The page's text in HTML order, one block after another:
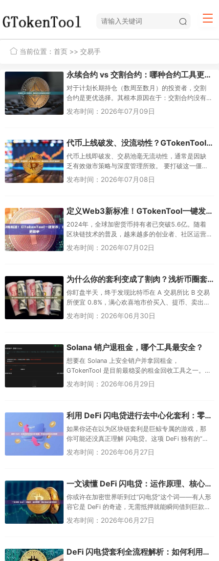
当前位置： 首页 >> 交易手
永续合约 vs 交割合约：哪种合约工具更适合长线持仓？
对于计划长期持仓（数周至数月）的投资者，交割
合约是更优选择。其根本原因在于：交割合约没有
每日资金费率，持仓成本在买入时就已大致确定；
发布时间：2026年07月09日
代币上线破发、没流动性？GTokenTool 市值机器人帮您打破僵局
代币上线即破发、交易池毫无流动性，通常是因缺
乏有效做市策略与深度管理所致。 要打破这一僵
局，项目方需要一套自动化的市值管理工具。
发布时间：2026年07月08日
定义Web3新标准！GTokenTool一键发币，让资产发行更简单
2024年，全球加密货币持有者已突破5.6亿。随着
区块链技术的普及，越来越多的创业者、社区运营
者甚至个人创作者都开始思考同一个问题：“我能不
发布时间：2026年07月02日
为什么你的套利变成了割肉？浅析币圈套利中的滑点、手续费与网络延迟
你盯盘半天，终于发现比特币在 A 交易所比 B 交易
所便宜 0.8%，满心欢喜地市价买入、提币、卖出，
结果一套操作下来，本金非但没涨，反而缩水了
发布时间：2026年06月30日
Solana 销户退租金，哪个工具最安全？
想要在 Solana 上安全销户并拿回租金，
GTokenTool 是目前最稳妥的租金回收工具之一。它
不需要你导出私钥，只需连接钱包进行签名，就能
发布时间：2026年06月29日
利用 DeFi 闪电贷进行去中心化套利：零本金获利实战全拆解
如果你还在以为区块链套利是巨鲸专属的游戏，那
你可能还没真正理解 闪电贷。这项 DeFi 独有的“无
抵押借贷”技术，让任何人都能在几秒钟内零成本借
发布时间：2026年06月27日
一文读懂 DeFi 闪电贷：运作原理、核心特点与常见误区
你或许在加密世界听到过“闪电贷”这个词——有人形
容它是 DeFi 的奇迹，无需抵押就能瞬间借到巨款；
也有人把它与黑客、几千万美元的盗币案绑在一
发布时间：2026年06月27日
DeFi 闪电贷套利全流程解析：如何利用智能合约实现零本金套利